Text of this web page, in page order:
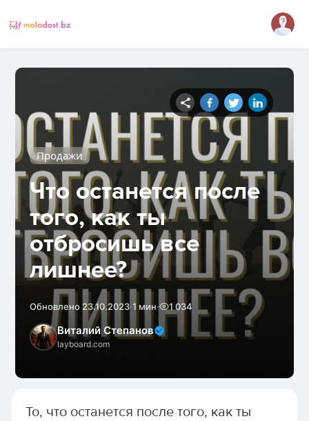
Продажи
Что останется после
того, как ты
отбросишь все
лишнее?
Обновлено 23.10.2023·1 мин· 1 034
Виталий Степанов
layboard.com
То, что останется после того, как ты